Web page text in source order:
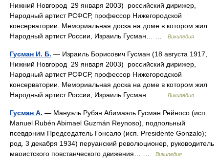
Нижний Новгород 29 января 2003) российский дирижер,
Народный артист РСФСР, профессор Нижегородской
консерватории. Мемориальная доска на доме в котором жил
Народный артист России, Израиль Гусман… …
Википедия
Гусман И. Б. — Израиль Борисович Гусман (18 августа 1917,
Нижний Новгород 29 января 2003) российский дирижер,
Народный артист РСФСР, профессор Нижегородской
консерватории. Мемориальная доска на доме в котором жил
Народный артист России, Израиль Гусман… …
Википедия
Гусман А. — Мануэль Рубэн Абимаэль Гусман Рейносо (исп.
Manuel Rubén Abimael Guzmán Reynoso), подпольный
псевдоним Председатель Гонсало (исп. Presidente Gonzalo);
род. 3 декабря 1934) перуанский революционер, руководитель
маоистского повстанческого движения… …
Википедия